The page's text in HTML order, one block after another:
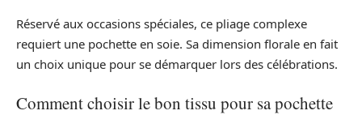
Réservé aux occasions spéciales, ce pliage complexe
requiert une pochette en soie. Sa dimension florale en fait
un choix unique pour se démarquer lors des célébrations.
Comment choisir le bon tissu pour sa pochette